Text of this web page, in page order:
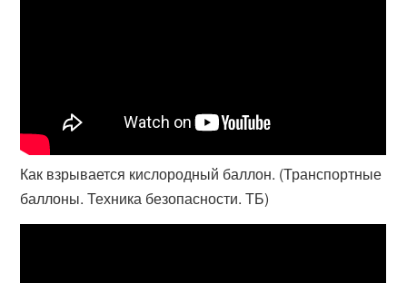
Как взрывается кислородный баллон. (Транспортные
баллоны. Техника безопасности. ТБ)